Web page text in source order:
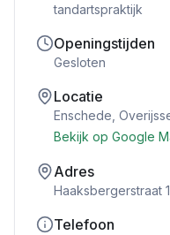
tandartspraktijk
Openingstijden
Gesloten
Locatie
Enschede
Bekijk op Google
Adres
Haaksbergerstraat
Telefoon